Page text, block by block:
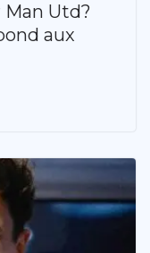
Man Utd?
aux